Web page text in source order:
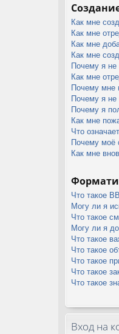
Как мне
Как мне
Как мне
Как мне
Почему я не
Как мне
Почему мне
Почему я не
Почему я
Как мне
Что
Почему моё
Как мне
Что такое
Могу ли я
Что такое
Могу ли я
Что такое
Что такое
Что такое
Что такое
Что такое
Вход на